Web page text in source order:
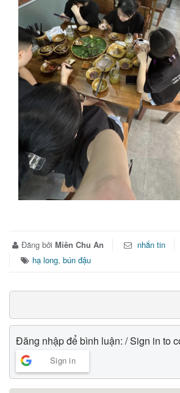
Đăng bởi Miên Chu An nhắn tin
hạ long, bún đậu
Đăng nhập để bình luận: / Sign in to
Sign in